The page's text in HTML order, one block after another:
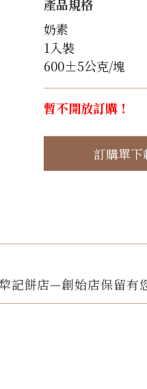
產品規格
奶素
1入裝
600±5公克/塊
暫不開放訂購！
訂購單下
記餅店—創始店保留有